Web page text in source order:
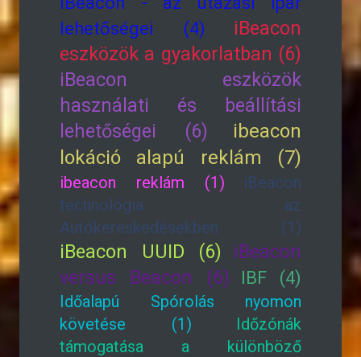
lehetőségei (4)
iBeacon
eszközök a gyakorlatban (6)
iBeacon eszközök
használati és beállítási
lehetőségei (6)
ibeacon
lokáció alapú reklám (7)
ibeacon reklám (1)
iBeacon
technológia az
Autókereskedésekben (1)
iBeacon UUID (6)
iBeacon
versus Beacon (6)
IBF (4)
Időalapú Spórolás nyomon
követése (1)
Időzónák
támogatása a különböző